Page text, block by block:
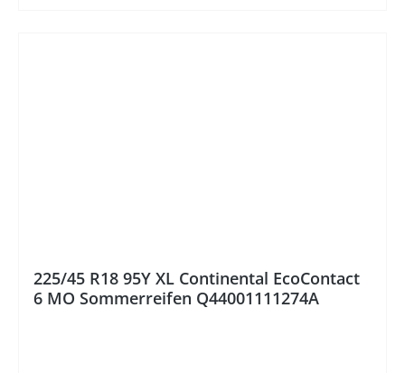
225/45 R18 95Y XL Continental EcoContact
6 MO Sommerreifen Q44001111274A